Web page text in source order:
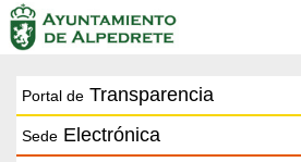
Portal de Transparencia
Sede Electrónica